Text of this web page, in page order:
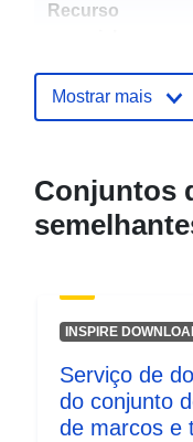
Recurso
Identificadores:
Tipo:
Mostrar mais
Conjuntos
INSPIRE
Serviço de
do conjunto
de marcos e